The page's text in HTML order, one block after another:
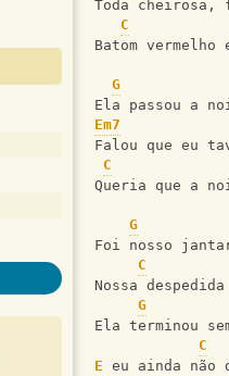
Toda cheirosa,
C
Batom
G
Ela passou a
Em7
Falou que eu
C
Queria que a
G
Foi nosso
C
Nossa
G
Ela terminou
C
E eu ainda